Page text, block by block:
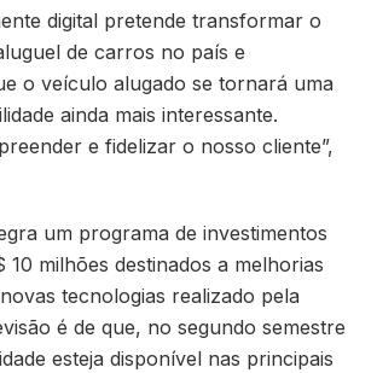
digital pretende transformar o
de carros no país e
o veículo alugado se tornará uma
ainda mais interessante.
e fidelizar o nosso cliente”,
um programa de investimentos
10 milhões destinados a melhorias
tecnologias realizado pela
é de que, no segundo semestre
esteja disponível nas principais